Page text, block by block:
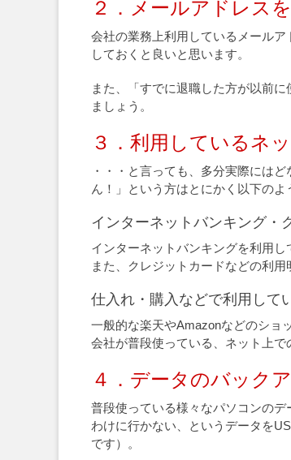
２．メールアドレス
会社の業務上利用しているメール
しておくと良いと思います。
また、「すでに退職した方が以前
ましょう。
３．利用しているネ
・・・と言っても、多分実際には
ん！」という方はとにかく以下のよ
インターネットバンキング・
インターネットバンキングを利用
また、クレジットカードなどの利
仕入れ・購入などで利用して
一般的な楽天やAmazonなどのショ
会社が普段使っている、ネット上で
４．データのバック
普段使っている様々なパソコンの
わけに行かない、というデータを
です）。